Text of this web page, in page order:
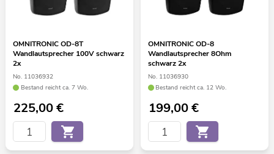
OMNITRONIC OD-8T
Wandlautsprecher 100V schwarz
2x
No. 11036932
Bestand reicht ca. 7 Wo.
225,00€
OMNITRONIC OD-8
Wandlautsprecher 8Ohm
schwarz 2x
No. 11036930
Bestand reicht ca. 12 Wo.
199,00€